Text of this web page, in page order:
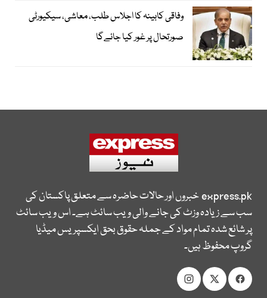
وفاقی کابینہ کا اجلاس طلب، معاشی، سیکیورٹی
صورتحال پر غور کیا جائےگا
express.pkخبروں اور حالات حاضرہ سے متعلق پاکستان کی
سب سے زیادہ وزٹ کی جانے والی ویب سائٹ ہے۔ اس ویب سائٹ
پر شائع شدہ تمام مواد کے جملہ حقوق بحق ایکسپریس میڈیا
گروپ محفوظ ہیں۔